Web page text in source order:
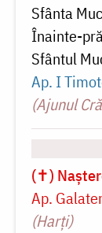
Sfânta
Înainte-
Sfântul
Ap. I
(Ajunul
(✝)
Ap.
(Harți)